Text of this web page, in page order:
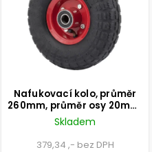
Nafukovací kolo, průměr
260mm, průměr osy 20mm,
nosnost 100kg
Skladem
379,34 ,- bez DPH